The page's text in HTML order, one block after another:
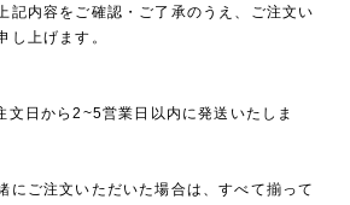
記内容をご確認・ご了承のうえ、ご注文い
し上げます。
日から2~5営業日以内に発送いたしま
にご注文いただいた場合は、すべて揃って